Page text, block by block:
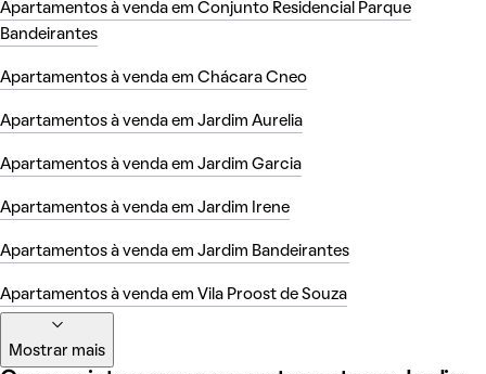
Apartamentos à venda em Conjunto Residencial Parque
Bandeirantes
Apartamentos à venda em Chácara Cneo
Apartamentos à venda em Jardim Aurelia
Apartamentos à venda em Jardim Garcia
Apartamentos à venda em Jardim Irene
Apartamentos à venda em Jardim Bandeirantes
Apartamentos à venda em Vila Proost de Souza
Mostrar mais